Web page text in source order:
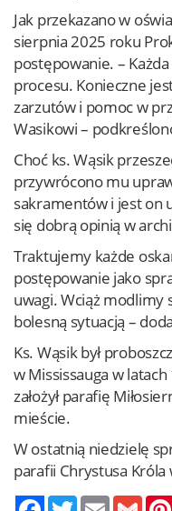
Jak przekazano w
sierpnia 2025 roku
postępowanie. –
procesu. Konieczne
zarzutów i pomoc w
Wasikowi –
Choć ks. Wąsik
przywrócono mu
sakramentów i jest on
się dobrą opinią w
Traktujemy każde
postępowanie jako
uwagi. Wciąż modlimy
bolesną sytuacją –
Ks. Wąsik był
w Mississauga w
założył parafię
mieście.
W ostatnią niedzielę
parafii Chrystusa Króla
TwitterEmail